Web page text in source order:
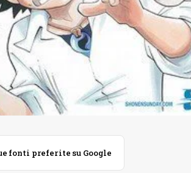
fonti preferite su Google